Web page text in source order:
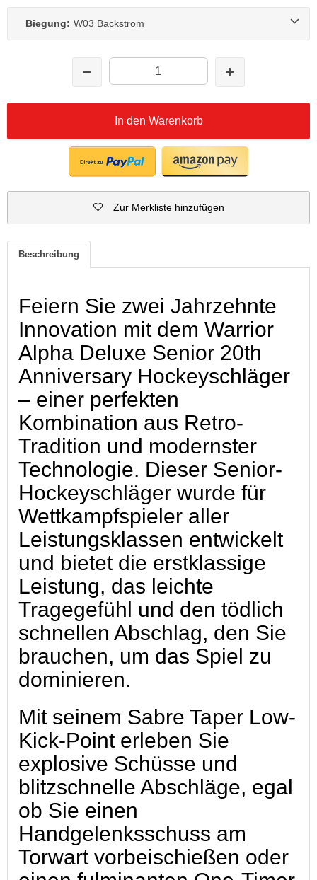
Biegung: W03 Backstrom
In den Warenkorb
Zur Merkliste hinzufügen
Beschreibung
Feiern Sie zwei Jahrzehnte
Innovation mit dem Warrior
Alpha Deluxe Senior 20th
Anniversary Hockeyschläger
– einer perfekten
Kombination aus Retro-
Tradition und modernster
Technologie. Dieser Senior-
Hockeyschläger wurde für
Wettkampfspieler aller
Leistungsklassen entwickelt
und bietet die erstklassige
Leistung, das leichte
Tragegefühl und den tödlich
schnellen Abschlag, den Sie
brauchen, um das Spiel zu
dominieren.
Mit seinem Sabre Taper Low-
Kick-Point erleben Sie
explosive Schüsse und
blitzschnelle Abschläge, egal
ob Sie einen
Handgelenksschuss am
Torwart vorbeischießen oder